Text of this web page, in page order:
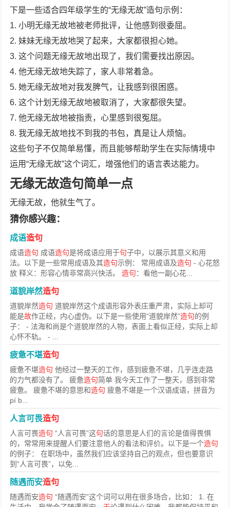
下是一些适合四年级学生的“无缘无故”造句示例：
1. 小明无缘无故地被老师批评，让他感到很委屈。
2. 妹妹无缘无故地哭了起来，大家都很担心她。
3. 这个问题无缘无故地出现了，我们需要找出原因。
4. 他无缘无故地失踪了，家人非常着急。
5. 她无缘无故地对我发脾气，让我感到很困惑。
6. 这个计划无缘无故地被取消了，大家都很失望。
7. 他无缘无故地被指责，心里感到很冤屈。
8. 我无缘无故地找不到我的书包，真是让人烦恼。
这些句子不仅简单易懂，而且能够帮助学生在实际情境中
运用“无缘无故”这个词汇，增强他们的语言表达能力。
无缘无故造句简单一点
无缘无故，他就生气了。
猜你感兴趣：
成语造句
成语造句 成语造句是将成语应用于句子中，以展示其意义和用
法。以下是一些常用成语及其造句示例： 常用成语及造句 - 心花怒
放 释义：形容心情非常高兴快活。造句：看他一副心花...
道貌岸然造句
道貌岸然造句 道貌岸然这个成语形容外表庄重严肃，实际上却可
能是故作正经，内心虚伪。以下是一些使用“道貌岸然”造句的例
子： - 法海和尚是个道貌岸然的人物，表面上看似正经，实际上却
心怀不轨。 - ...
疲惫不堪造句
疲惫不堪造句 他经过一整天的工作，感到疲惫不堪，几乎连走路
的力气都没有了。 疲惫造句简单 我今天工作了一整天，感到非常
疲惫。 疲惫不堪的意思和造句 疲惫不堪是一个汉语成语，拼音为
pí b...
人言可畏造句
人言可畏造句 “人言可畏”这句话的意思是人们的言论是值得畏惧
的，常常用来提醒人们要注意他人的看法和评价。以下是一个造句
的例子： 在职场中，虽然我们应该坚持自己的观点，但也要意识
到“人言可畏”，以免...
随遇而安造句
随遇而安造句 “随遇而安”这个词可以用在很多场合，比如： 1. 在